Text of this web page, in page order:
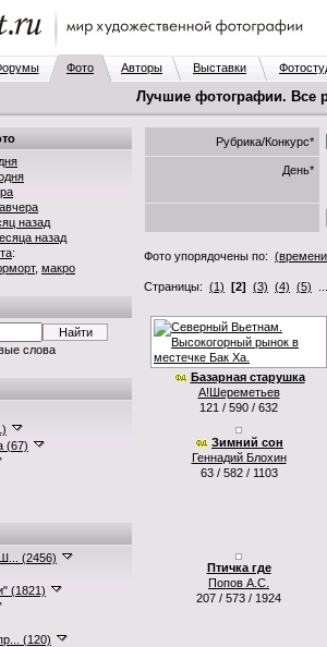
Фото Авторы Выставки
Лучшие фотографии. Все
назад
назад
:
, макро
слова
(67)
(2456)
(1821)
(120)
Рубрика/Конкурс*
День*
Фото упорядочены по: (времени
Страницы: (1) [2] (3) (4) (5)
Базарная старушка
А!Шереметьев
121 / 590 / 632
Зимний сон
Геннадий Блохин
63 / 582 / 1103
Птичка где
Попов А.С.
207 / 573 / 1924